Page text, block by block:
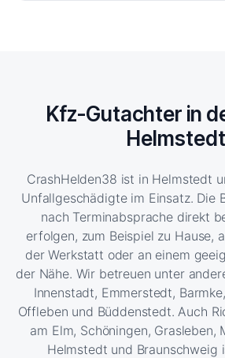
Kfz-Gutachter in
Helmstedt
CrashHelden38 ist in Helmstedt
Unfallgeschädigte im Einsatz. Die
nach Terminabsprache direkt
erfolgen, zum Beispiel zu Hause,
der Werkstatt oder an einem
der Nähe. Wir betreuen unter
Innenstadt, Emmerstedt,
Offleben und Büddenstedt. Auch
am Elm, Schöningen, Grasleben,
Helmstedt und Braunschweig